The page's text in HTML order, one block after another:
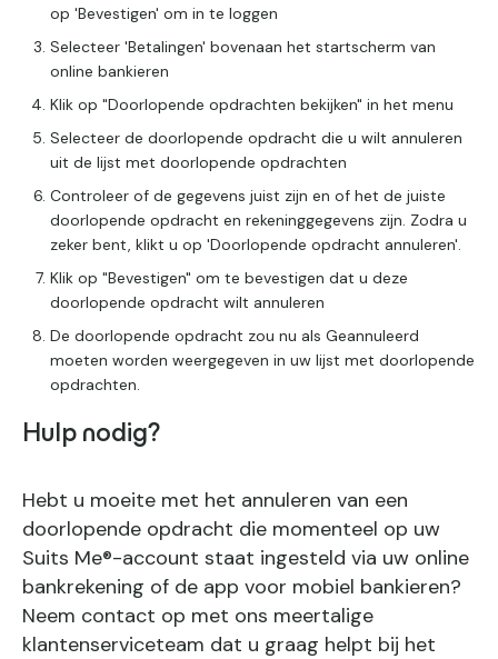
op 'Bevestigen' om in te loggen
Selecteer 'Betalingen' bovenaan het startscherm van
online bankieren
Klik op "Doorlopende opdrachten bekijken" in het menu
Selecteer de doorlopende opdracht die u wilt annuleren
uit de lijst met doorlopende opdrachten
Controleer of de gegevens juist zijn en of het de juiste
doorlopende opdracht en rekeninggegevens zijn. Zodra u
zeker bent, klikt u op 'Doorlopende opdracht annuleren'.
Klik op "Bevestigen" om te bevestigen dat u deze
doorlopende opdracht wilt annuleren
De doorlopende opdracht zou nu als Geannuleerd
moeten worden weergegeven in uw lijst met doorlopende
opdrachten.
Hulp nodig?
Hebt u moeite met het annuleren van een
doorlopende opdracht die momenteel op uw
Suits Me®-account staat ingesteld via uw online
bankrekening of de app voor mobiel bankieren?
Neem contact op met ons meertalige
klantenserviceteam dat u graag helpt bij het